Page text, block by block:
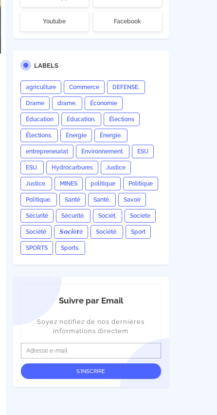
Youtube Facebook
LABELS
agriculture Commerce DEFENSE.
Drame drame. Économie
Éducation Éducation. Élections
Élections. Énergie Énergie.
entrepreneuriat Environnement. ESU
ESU. Hydrocarbures Justice
Justice. MINES politique Politique
Politique. Santé Santé. Savoir
Sécurité Sécurité. Sociét. Societe
Société 𝙎𝙤𝙘𝙞é𝙩é Société. Sport
SPORTS Sports.
Suivre par Email
Soyez notifiez de nos dernières
informations directem